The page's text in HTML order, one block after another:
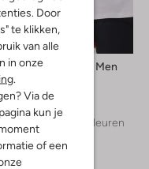
Door
te klikken,
van alle
in onze
.
Via de
kun je
of een
Selected Men
€ 24,99
+ meer kleuren